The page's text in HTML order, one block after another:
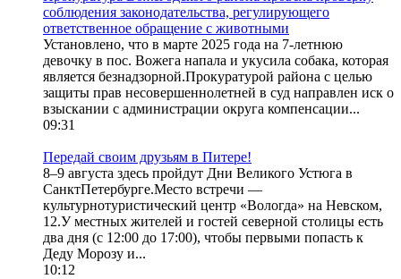
соблюдения законодательства, регулирующего
ответственное обращение с животными
Установлено, что в марте 2025 года на 7-летнюю
девочку в пос. Вожега напала и укусила собака, которая
является безнадзорной.Прокуратурой района с целью
защиты прав несовершеннолетней в суд направлен иск о
взыскании с администрации округа компенсации...
09:31
Передай своим друзьям в Питере!
8–9 августа здесь пройдут Дни Великого Устюга в
СанктПетербурге.Место встречи —
культурнотуристический центр «Вологда» на Невском,
12.У местных жителей и гостей северной столицы есть
два дня (с 12:00 до 17:00), чтобы первыми попасть к
Деду Морозу и...
10:12